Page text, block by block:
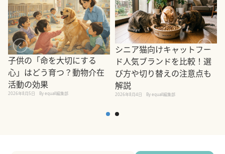
子供の「命を大切にする
心」はどう育つ？動物介在
活動の効果
2026年8月5日 By equall編集部
シニア猫向けキャットフー
ド人気ブランドを比較！選
び方や切り替えの注意点も
解説
2026年8月4日 By equall編集部